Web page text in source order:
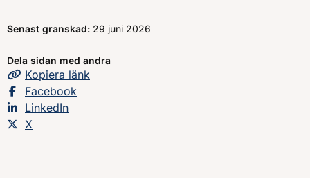
Senast granskad: 29 juni 2026
Dela sidan med andra
Kopiera sidans
länk
Dela sidan på
Facebook
Dela sidan på
LinkedIn
Dela sidan på
X